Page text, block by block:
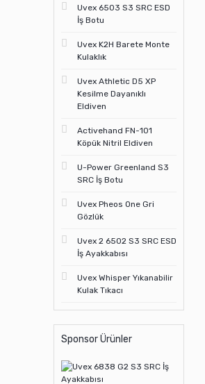
Uvex 6503 S3 SRC ESD
İş Botu
Uvex K2H Barete Monte
Kulaklık
Uvex Athletic D5 XP
Kesilme Dayanıklı
Eldiven
Activehand FN-101
Köpük Nitril Eldiven
U-Power Greenland S3
SRC İş Botu
Uvex Pheos One Gri
Gözlük
Uvex 2 6502 S3 SRC ESD
İş Ayakkabısı
Uvex Whisper Yıkanabilir
Kulak Tıkacı
Sponsor Ürünler